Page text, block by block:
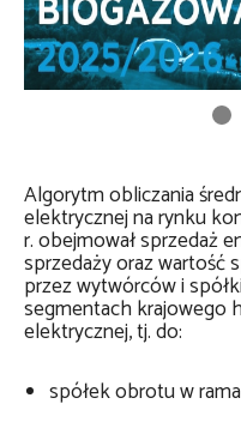
Algorytm obliczania
elektrycznej na rynku
r. obejmował sprzedaż
sprzedaży oraz wartość
przez wytwórców i
segmentach krajowego
elektrycznej, tj. do:
spółek obrotu w